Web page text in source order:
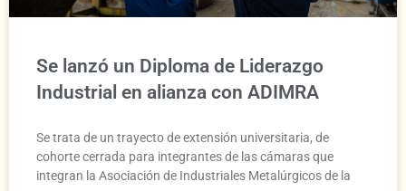
Se lanzó un Diploma de Liderazgo
Industrial en alianza con ADIMRA
Se trata de un trayecto de extensión universitaria, de
cohorte cerrada para integrantes de las cámaras que
integran la Asociación de Industriales Metalúrgicos de la